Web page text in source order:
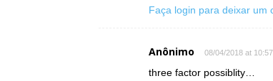
Faça login para deixar um
Anônimo 08/04/2018 at 10:57
three factor possiblity…